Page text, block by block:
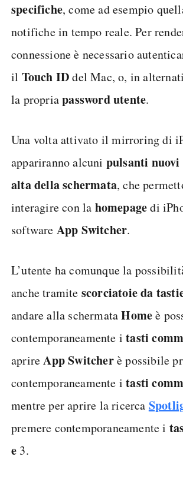
specifiche, come ad esempio
notifiche in tempo reale. Per
connessione è necessario
il Touch IDdel Mac, o, in
la propriapassword utente.
Una volta attivato il mirroring di
appariranno alcuni pulsanti
alta della schermata, che
interagire con la homepagedi
software App Switcher.
L’utente ha comunque la
anche tramite scorciatoie da
andare alla schermataHomeè
contemporaneamente itasti
aprireApp Switcherè possibile
contemporaneamente itasti
mentre per aprire la ricerca
premere contemporaneamente i
e 3.